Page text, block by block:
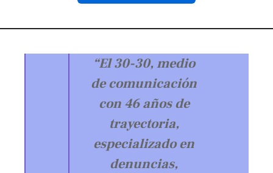
“El 30-30, medio
de comunicación
con 46 años de
trayectoria,
especializado en
denuncias,